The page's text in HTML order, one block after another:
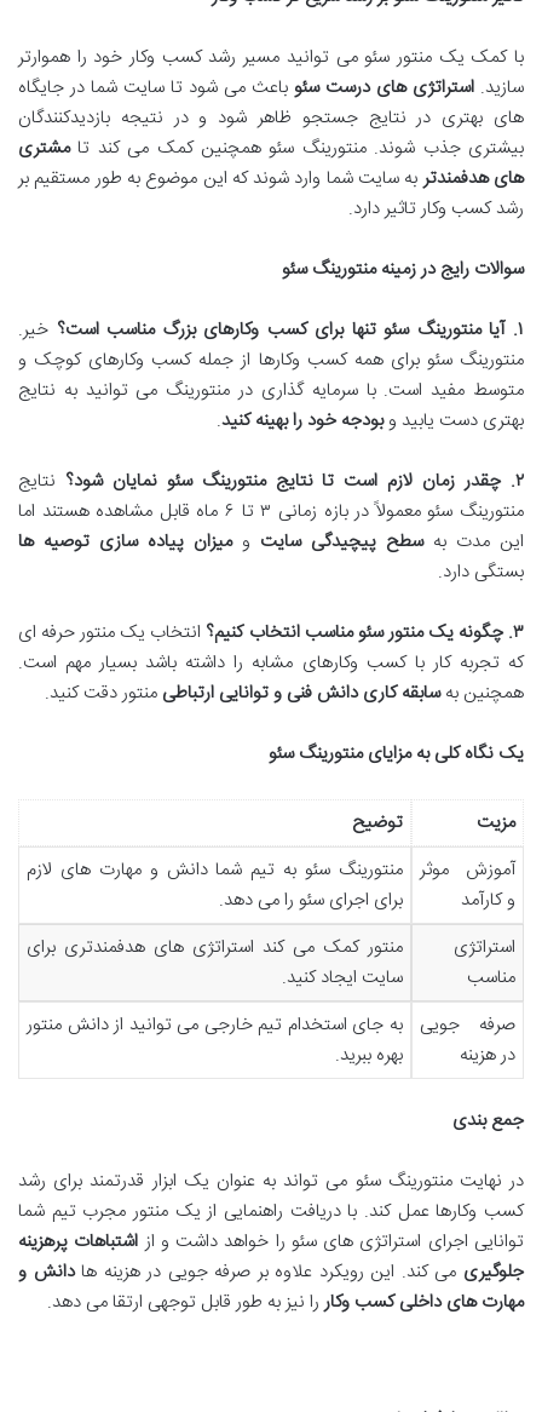
با کمک یک منتور سئو می توانید مسیر رشد کسب وکار خود را هموارتر
سازید. استراتژی های درست سئو باعث می شود تا سایت شما در جایگاه
های بهتری در نتایج جستجو ظاهر شود و در نتیجه بازدیدکنندگان
بیشتری جذب شوند. منتورینگ سئو همچنین کمک می کند تامشتری
های هدفمندتر به سایت شما وارد شوند که این موضوع به طور مستقیم بر
رشد کسب وکار تاثیر دارد.
سوالات رایج در زمینه منتورینگ سئو
۱.آیا منتورینگ سئو تنها برای کسب وکارهای بزرگ مناسب است؟ خیر.
منتورینگ سئو برای همه کسب وکارها از جمله کسب وکارهای کوچک و
متوسط مفید است. با سرمایه گذاری در منتورینگ می توانید به نتایج
بهتری دست یابید وبودجه خود را بهینه کنید.
۲.چقدر زمان لازم است تا نتایج منتورینگ سئو نمایان شود؟ نتایج
منتورینگ سئو معمولاً در بازه زمانی ۳ تا ۶ ماه قابل مشاهده هستند اما
این مدت بهسطح پیچیدگی سایت ومیزان پیاده سازی توصیه ها
بستگی دارد.
۳.چگونه یک منتور سئو مناسب انتخاب کنیم؟ انتخاب یک منتور حرفه ای
که تجربه کار با کسب وکارهای مشابه را داشته باشد بسیار مهم است.
همچنین بهسابقه کاری دانش فنی و توانایی ارتباطی منتور دقت کنید.
یک نگاه کلی به مزایای منتورینگ سئو
مزیت
توضیح
آموزش موثر
و کارآمد
منتورینگ سئو به تیم شما دانش و مهارت های لازم
برای اجرای سئو را می دهد.
استراتژی
مناسب
منتور کمک می کند استراتژی های هدفمندتری برای
سایت ایجاد کنید.
صرفه جویی
در هزینه
به جای استخدام تیم خارجی می توانید از دانش منتور
بهره ببرید.
جمع بندی
در نهایت منتورینگ سئو می تواند به عنوان یک ابزار قدرتمند برای رشد
کسب وکارها عمل کند. با دریافت راهنمایی از یک منتور مجرب تیم شما
توانایی اجرای استراتژی های سئو را خواهد داشت و از اشتباهات پرهزینه
جلوگیری می کند. این رویکرد علاوه بر صرفه جویی در هزینه هادانش و
مهارت های داخلی کسب وکاررا نیز به طور قابل توجهی ارتقا می دهد.